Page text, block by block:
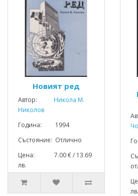
Новият ред
Автор:
Никола М.
Николов
Година: 1994
Състояние: Отлично
Цена: 7.00 € / 13.69
лв.
лв.